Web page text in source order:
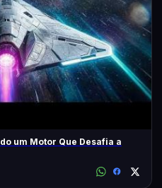
um Motor Que Desafia a